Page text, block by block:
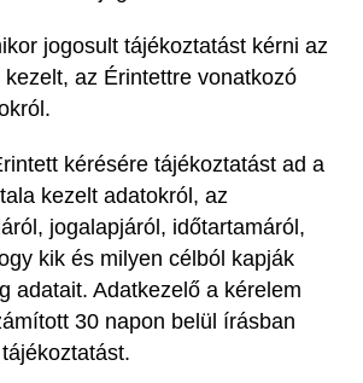
jogosult tájékoztatást kérni az
az Érintettre vonatkozó
kérésére tájékoztatást ad a
kezelt adatokról, az
jogalapjáról, időtartamáról,
kik és milyen célból kapják
adatait. Adatkezelő a kérelem
30 napon belül írásban